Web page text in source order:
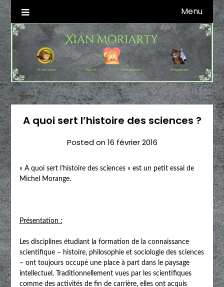
Skip
to
content
Xian Moriarty
Autrice SFFF & Blogueuse & Streameuse Menu
A quoi sert l’histoire des sciences ?
Posted on16 février 2016
« A quoi sert l’histoire des sciences » est un petit essai de
Michel Morange.
Présentation :
Les disciplines étudiant la formation de la connaissance
scientifique – histoire, philosophie et sociologie des sciences
– ont toujours occupé une place à part dans le paysage
intellectuel. Traditionnellement vues par les scientifiques
comme des activités de fin de carrière, elles ont acquis